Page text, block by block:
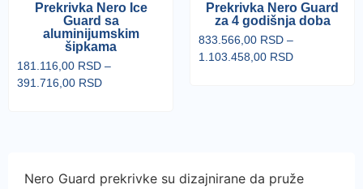
Prekrivka Nero Ice
Guard sa
aluminijumskim
šipkama
181.116,00 RSD –
391.716,00 RSD
Prekrivka Nero Guard
za 4 godišnja doba
833.566,00 RSD –
1.103.458,00 RSD
Nero Guard prekrivke su dizajnirane da pruže